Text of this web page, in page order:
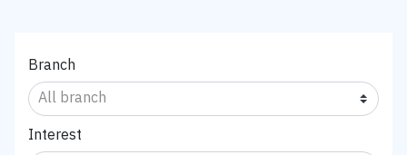
Branch
Interest